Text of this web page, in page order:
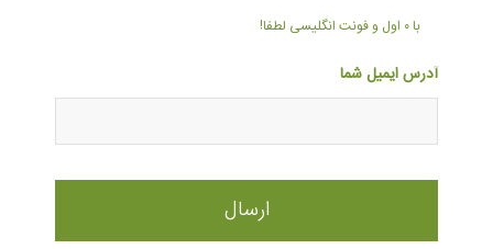
با ۰ اول و فونت انگلیسی لطفا!
آدرس ایمیل شما